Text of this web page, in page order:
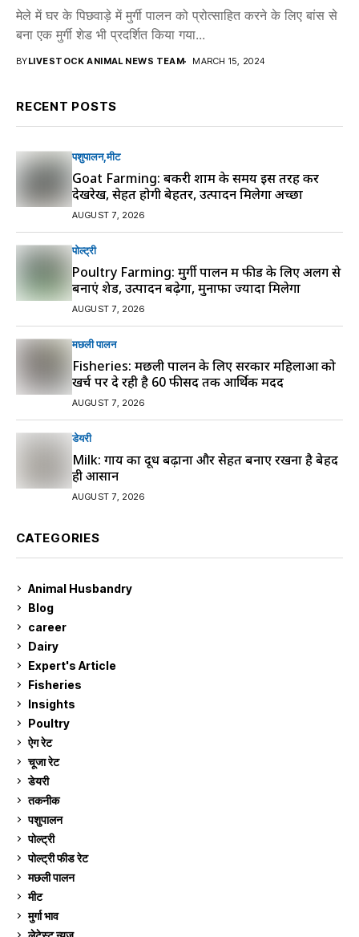
मेले में घर के पिछवाड़े में मुर्गी पालन को प्रोत्साहित करने के लिए बांस से
बना एक मुर्गी शेड भी प्रदर्शित किया गया...
BYLIVESTOCK ANIMAL NEWS TEAM MARCH 15, 2024
RECENT POSTS
पशुपालन मीट
Goat Farming: बकरी शाम के समय इस तरह करें
देखरेख, सेहत होगी बेहतर, उत्पादन मिलेगा अच्छा
AUGUST 7, 2026
पोल्ट्री
Poultry Farming: मुर्गी पालन में फीड के लिए अलग से
बनाएं शेड, उत्पादन बढ़ेगा, मुनाफा ज्यादा मिलेगा
AUGUST 7, 2026
मछली पालन
Fisheries: मछली पालन के लिए सरकार महिलाओं को
खर्च पर दे रही है 60 फीसद तक आर्थिक मदद
AUGUST 7, 2026
डेयरी
Milk: गाय का दूध बढ़ाना और सेहत बनाए रखना है बेहद
ही आसान
AUGUST 7, 2026
CATEGORIES
Animal Husbandry
Blog
career
Dairy
Expert's Article
Fisheries
Insights
Poultry
ऐग रेट
चूजा रेट
डेयरी
तकनीक
पशुपालन
पोल्ट्री
पोल्ट्री फीड रेट
मछली पालन
मीट
मुर्गा भाव